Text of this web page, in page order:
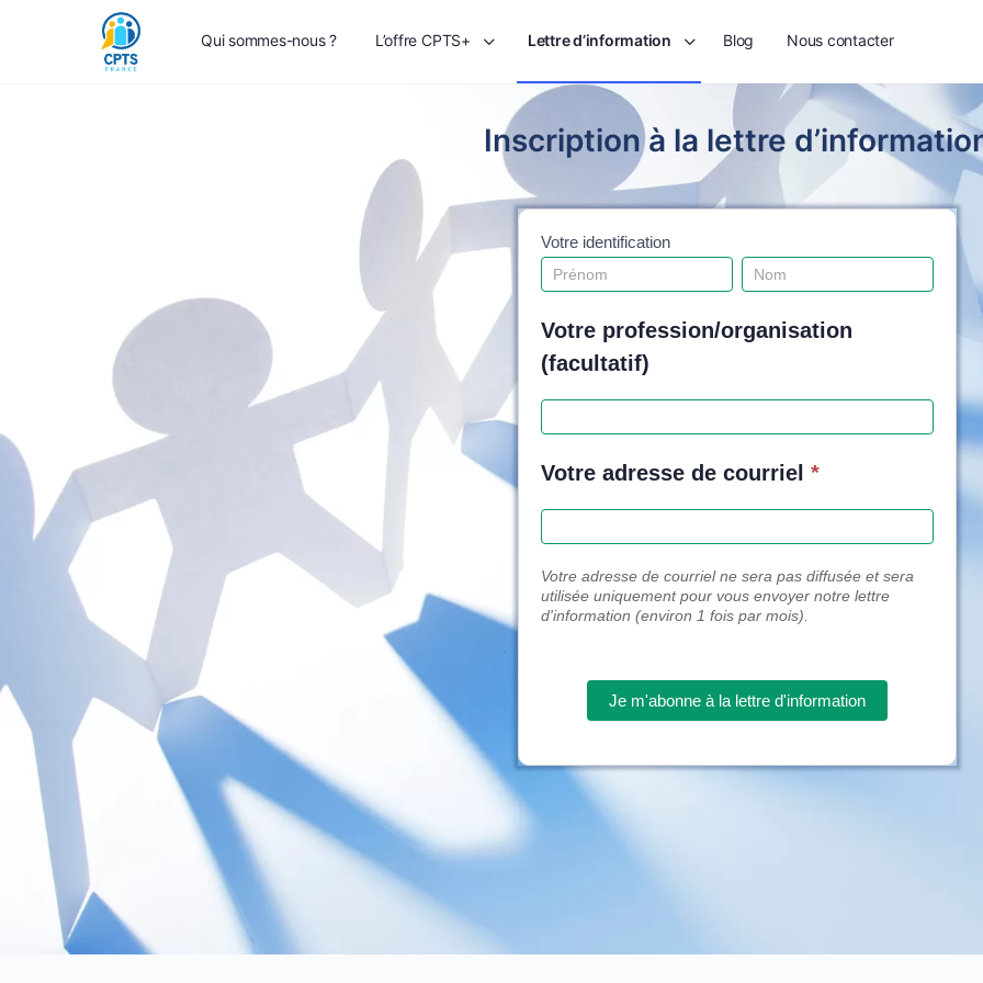
Qui sommes-nous ? L’offre CPTS+ Lettre d’information Blog Nous contacter
Inscription à la lettre
Inscription à
la lettre
d'information
FRANCE
Votre identification
Votre
Votre
Votre profession/organisation
(facultatif)
Votre adresse de courriel *
Votre adresse de courriel ne sera pas diffusée et sera
utilisée uniquement pour vous envoyer notre lettre
d'information (environ 1 fois par mois).
Si vous
êtes un
remplissez
Je m'abonne à la lettre d'information